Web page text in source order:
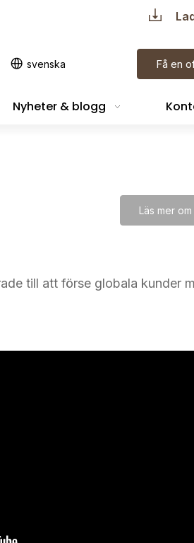
svenska Få en
Nyheter & blogg
Läs mer
till att förse globala kunder